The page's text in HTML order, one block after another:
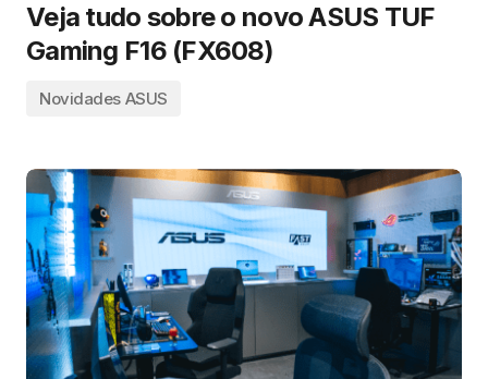
Veja tudo sobre o novo ASUS TUF
Gaming F16 (FX608)
Novidades ASUS